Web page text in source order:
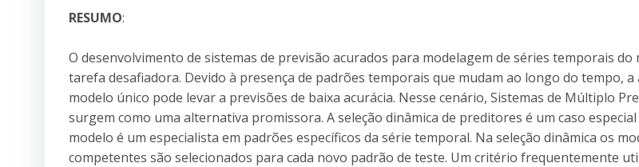
RESUMO:
O desenvolvimento de sistemas de previsão acurados para modelagem de séries temporais do
tarefa desafiadora. Devido à presença de padrões temporais que mudam ao longo do tempo, a
modelo único pode levar a previsões de baixa acurácia. Nesse cenário, Sistemas de Múltiplo
surgem como uma alternativa promissora. A seleção dinâmica de preditores é um caso especial
modelo é um especialista em padrões específicos da série temporal. Na seleção dinâmica os
competentes são selecionados para cada novo padrão de teste. Um critério frequentemente